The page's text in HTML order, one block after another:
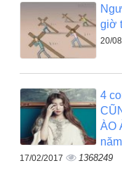
giờ
20/
4
ÀO
17/02/2017 1368249